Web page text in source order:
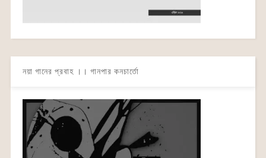
নয়া গানের প্রবাহ ।। গানপার কনচার্তো